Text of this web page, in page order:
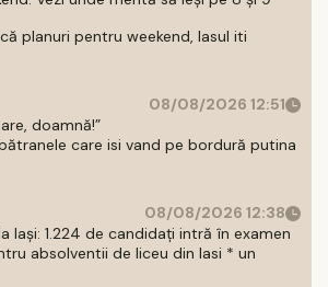
planuri pentru weekend, Iasul iti
08/08/2026 12:51
doamnă!”
care isi vand pe bordură putina
08/08/2026 12:38
Iași: 1.224 de candidați intră în examen
absolventii de liceu din Iasi * un